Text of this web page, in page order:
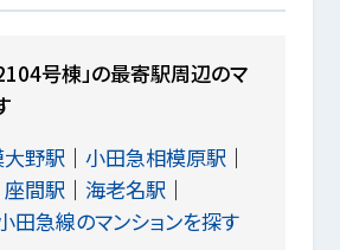
号棟」の最寄駅周辺のマ
野駅
小田急相模原駅
座間駅
海老名駅
田急線のマンションを探す